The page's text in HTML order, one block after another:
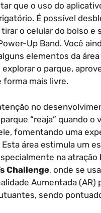
que o uso do
É possível
o celular do bolso e
Up Band. Você
elementos da área
o parque,
forma mais livre.
no
“reaja” quando o
fomentando uma
Esta área estimula um
na atração
Challenge, onde se
Aumentada (AR)
sendo